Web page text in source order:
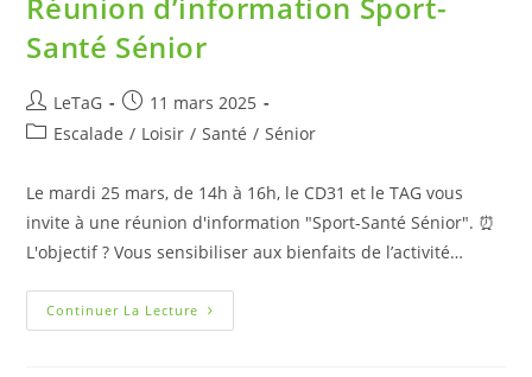
Santé Sénior
LeTaG
11 mars 2025
Escalade / Loisir / Santé / Sénior
Le mardi 25 mars, de 14h à 16h, le CD31 et le TAG vous
invite à une réunion d'information "Sport-Santé Sénior". ⏰
L'objectif ? Vous sensibiliser aux bienfaits de l’activité…
Continuer La Lecture